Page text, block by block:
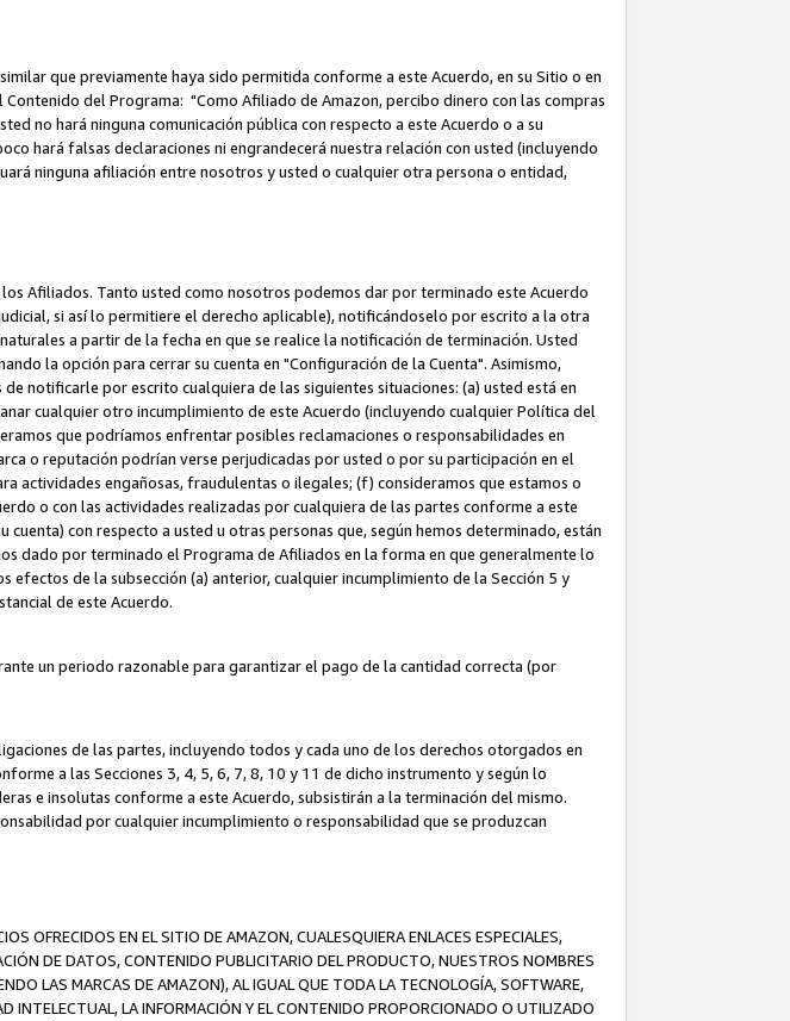
que previamente haya sido permitida conforme a este Acuerdo, en su Sitio o en
del Programa: "Como Afiliado de Amazon, percibo dinero con las compras
no hará ninguna comunicación pública con respecto a este Acuerdo o a su
hará falsas declaraciones ni engrandecerá nuestra relación con usted (incluyendo
ninguna afiliación entre nosotros y usted o cualquier otra persona o entidad,
Afiliados. Tanto usted como nosotros podemos dar por terminado este Acuerdo
si así lo permitiere el derecho aplicable), notificándoselo por escrito a la otra
a partir de la fecha en que se realice la notificación de terminación. Usted
la opción para cerrar su cuenta en "Configuración de la Cuenta". Asimismo,
notificarle por escrito cualquiera de las siguientes situaciones: (a) usted está en
cualquier otro incumplimiento de este Acuerdo (incluyendo cualquier Política del
que podríamos enfrentar posibles reclamaciones o responsabilidades en
o reputación podrían verse perjudicadas por usted o por su participación en el
actividades engañosas, fraudulentas o ilegales; (f) consideramos que estamos o
o con las actividades realizadas por cualquiera de las partes conforme a este
con respecto a usted u otras personas que, según hemos determinado, están
dado por terminado el Programa de Afiliados en la forma en que generalmente lo
de la subsección (a) anterior, cualquier incumplimiento de la Sección 5 y
de este Acuerdo.
un periodo razonable para garantizar el pago de la cantidad correcta (por
de las partes, incluyendo todos y cada uno de los derechos otorgados en
a las Secciones 3, 4, 5, 6, 7, 8, 10 y 11 de dicho instrumento y según lo
e insolutas conforme a este Acuerdo, subsistirán a la terminación del mismo.
por cualquier incumplimiento o responsabilidad que se produzcan
OFRECIDOS EN EL SITIO DE AMAZON, CUALESQUIERA ENLACES ESPECIALES,
DE DATOS, CONTENIDO PUBLICITARIO DEL PRODUCTO, NUESTROS NOMBRES
LAS MARCAS DE AMAZON), AL IGUAL QUE TODA LA TECNOLOGÍA, SOFTWARE,
INTELECTUAL, LA INFORMACIÓN Y EL CONTENIDO PROPORCIONADO O UTILIZADO